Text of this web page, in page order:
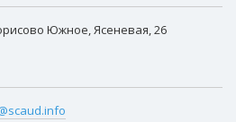
Южное, Ясеневая, 26